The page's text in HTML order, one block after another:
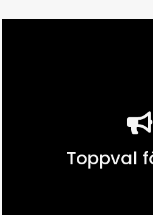
Toppval